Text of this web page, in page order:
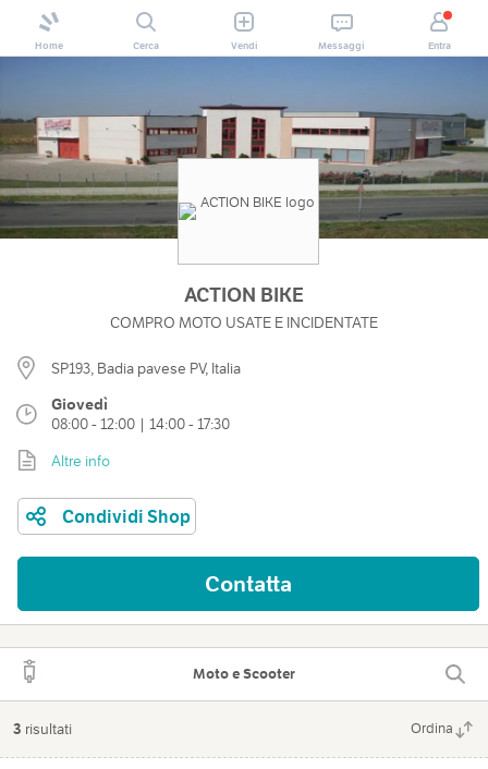
Home Cerca Vendi Messaggi Entra
ACTION BIKE
COMPRO MOTO USATE E INCIDENTATE
SP193, Badia pavese PV, Italia
Giovedì
08:00 - 12:00 | 14:00 - 17:30
Altre info
Condividi Shop
Contatta
Moto e Scooter
3 risultati Ordina